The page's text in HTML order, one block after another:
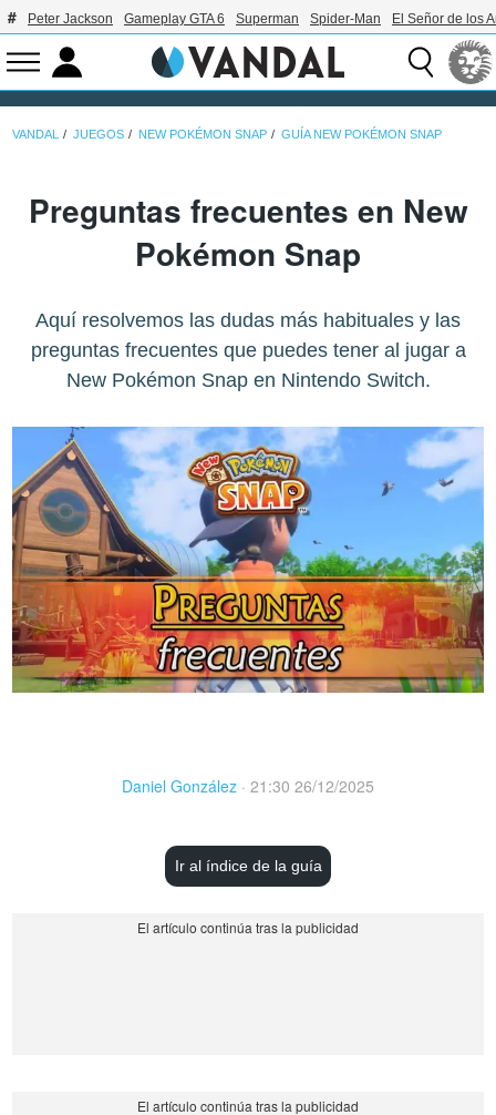
Peter Jackson Gameplay GTA 6 Superman Spider-Man El Señor de los
VANDAL JUEGOS NEW POKÉMON SNAP GUÍA NEW POKÉMON SNAP
Preguntas frecuentes en New
Pokémon Snap
Aquí resolvemos las dudas más habituales y las
preguntas frecuentes que puedes tener al jugar a
New Pokémon Snap en Nintendo Switch.
Daniel González · 21:30 26/12/2025
Ir al índice de la guía